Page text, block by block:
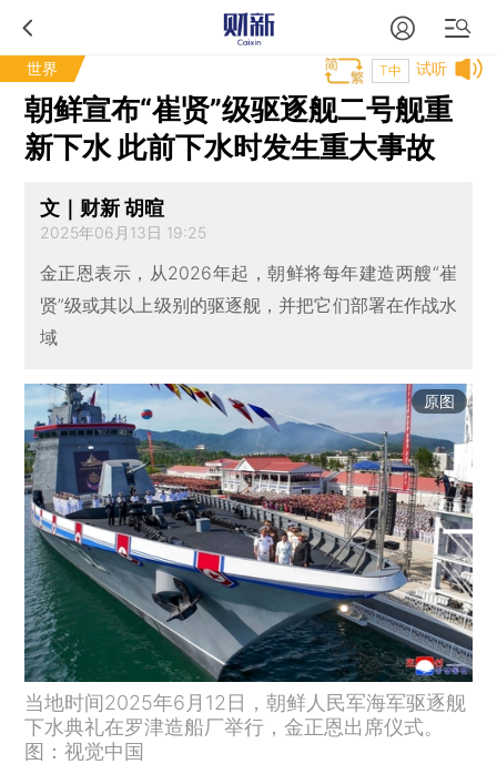
世界 试听
T中
朝鲜宣布“崔贤”级驱逐舰二号舰重
新下水 此前下水时发生重大事故
文｜财新 胡暄
2025年06月13日 19:25
金正恩表示，从2026年起，朝鲜将每年建造两艘“崔
贤”级或其以上级别的驱逐舰，并把它们部署在作战水
域
原图
当地时间2025年6月12日，朝鲜人民军海军驱逐舰
下水典礼在罗津造船厂举行，金正恩出席仪式。
图：视觉中国